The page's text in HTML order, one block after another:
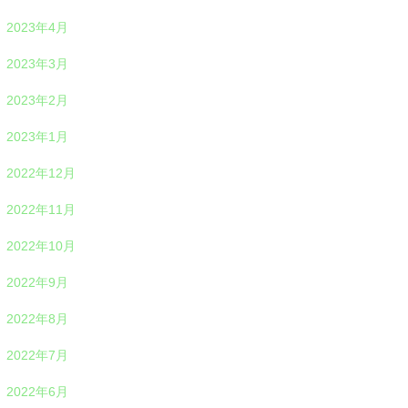
2023年4月
2023年3月
2023年2月
2023年1月
2022年12月
2022年11月
2022年10月
2022年9月
2022年8月
2022年7月
2022年6月